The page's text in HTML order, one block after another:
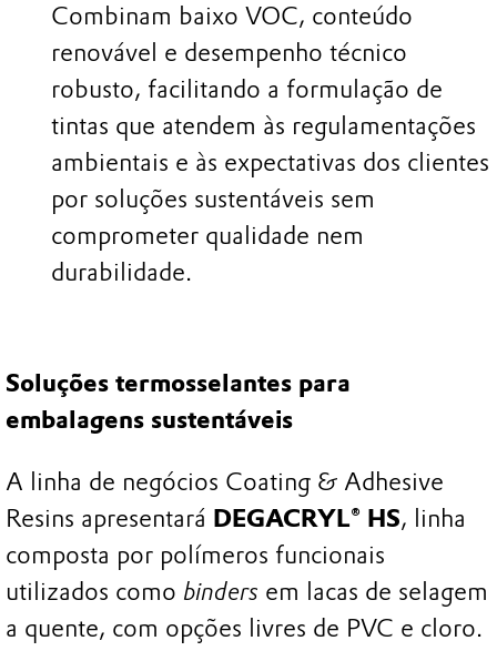
Combinam baixo VOC, conteúdo
renovável e desempenho técnico
robusto, facilitando a formulação de
tintas que atendem às regulamentações
ambientais e às expectativas dos clientes
por soluções sustentáveis sem
comprometer qualidade nem
durabilidade.
Soluções termosselantes para
embalagens sustentáveis
A linha de negócios Coating & Adhesive
Resins apresentará DEGACRYL® HS, linha
composta por polímeros funcionais
utilizados como binders em lacas de selagem
a quente, com opções livres de PVC e cloro.